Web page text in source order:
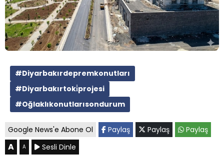
#Diyarbakırdepremkonutları
#Diyarbakırtoki̇projesi
#Oğlaklıkonutlarısondurum
Google News'e Abone Ol Paylaş Paylaş Paylaş
A A Sesli Dinle